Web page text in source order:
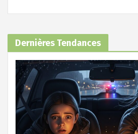
Dernières Tendances